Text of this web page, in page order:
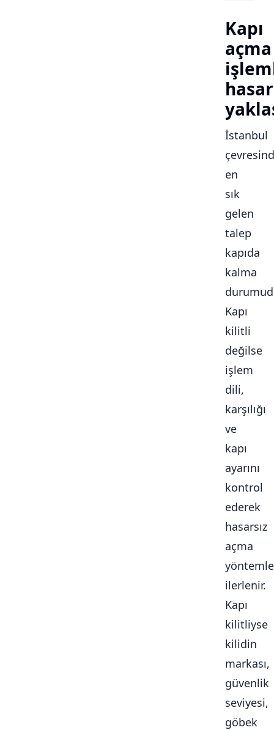
Kapı
açma
İstanbul
en
sık
gelen
talep
kapıda
kalma
Kapı
kilitli
değilse
işlem
dili,
karşılığı
ve
kapı
ayarını
kontrol
ederek
hasarsız
açma
ilerlenir.
Kapı
kilitliyse
kilidin
markası,
güvenlik
seviyesi,
göbek